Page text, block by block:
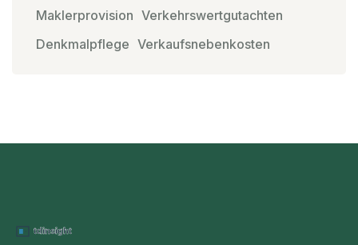
Maklerprovision Verkehrswertgutachten
Denkmalpflege Verkaufsnebenkosten